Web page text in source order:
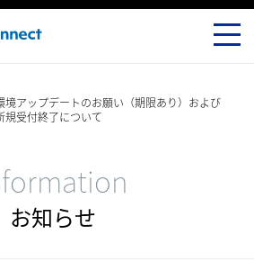
境アップデートのお願い（期限あり）および
規受付終了について
お知らせ